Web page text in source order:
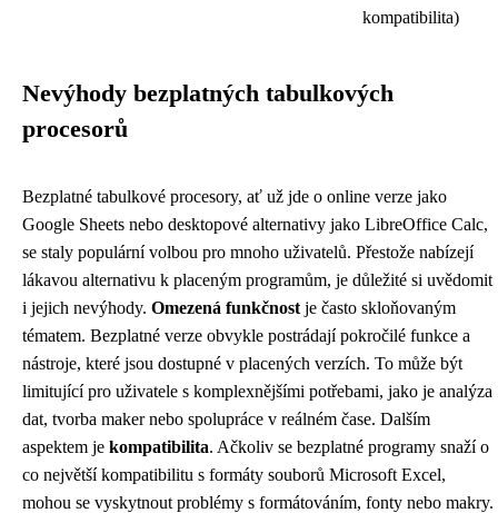
kompatibilita)
Nevýhody bezplatných tabulkových
procesorů
Bezplatné tabulkové procesory, ať už jde o online verze jako
Google Sheets nebo desktopové alternativy jako LibreOffice Calc,
se staly populární volbou pro mnoho uživatelů. Přestože nabízejí
lákavou alternativu k placeným programům, je důležité si uvědomit
i jejich nevýhody. Omezená funkčnost je často skloňovaným
tématem. Bezplatné verze obvykle postrádají pokročilé funkce a
nástroje, které jsou dostupné v placených verzích. To může být
limitující pro uživatele s komplexnějšími potřebami, jako je analýza
dat, tvorba maker nebo spolupráce v reálném čase. Dalším
aspektem je kompatibilita. Ačkoliv se bezplatné programy snaží o
co největší kompatibilitu s formáty souborů Microsoft Excel,
mohou se vyskytnout problémy s formátováním, fonty nebo makry.